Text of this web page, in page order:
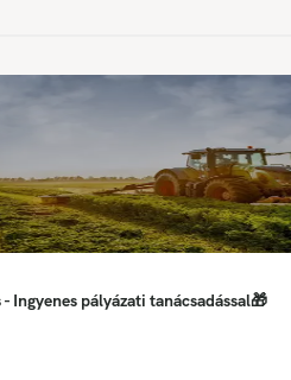
Ingyenes pályázati tanácsadással🎁